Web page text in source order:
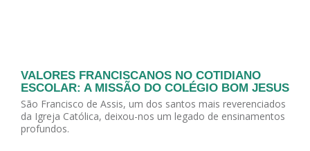
VALORES FRANCISCANOS NO COTIDIANO
ESCOLAR: A MISSÃO DO COLÉGIO BOM JESUS
São Francisco de Assis, um dos santos mais reverenciados
da Igreja Católica, deixou-nos um legado de ensinamentos
profundos.